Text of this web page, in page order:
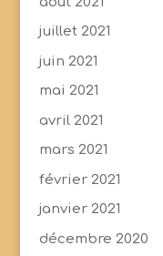
juillet 2021
juin 2021
mai 2021
avril 2021
mars 2021
février 2021
janvier 2021
décembre 2020